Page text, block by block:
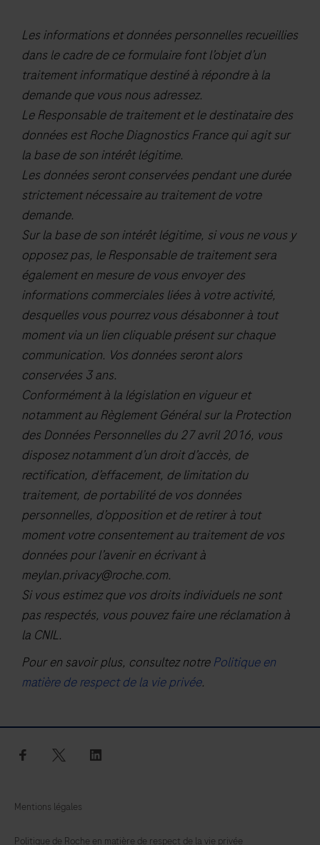
Les informations et données personnelles recueillies
dans le cadre de ce formulaire font l’objet d’un
traitement informatique destiné à répondre à la
demande que vous nous adressez.
Le Responsable de traitement et le destinataire des
données est Roche Diagnostics France qui agit sur
la base de son intérêt légitime.
Les données seront conservées pendant une durée
strictement nécessaire au traitement de votre
demande.
Sur la base de son intérêt légitime, si vous ne vous y
opposez pas, le Responsable de traitement sera
également en mesure de vous envoyer des
informations commerciales liées à votre activité,
desquelles vous pourrez vous désabonner à tout
moment via un lien cliquable présent sur chaque
communication. Vos données seront alors
conservées 3 ans.
Conformément à la législation en vigueur et
notamment au Règlement Général sur la Protection
des Données Personnelles du 27 avril 2016, vous
disposez notamment d’un droit d’accès, de
rectification, d’effacement, de limitation du
traitement, de portabilité de vos données
personnelles, d’opposition et de retirer à tout
moment votre consentement au traitement de vos
données pour l’avenir en écrivant à
meylan.privacy@roche.com.
Si vous estimez que vos droits individuels ne sont
pas respectés, vous pouvez faire une réclamation à
la CNIL.
Pour en savoir plus, consultez notrePolitique en
matière de respect de la vie privée.
facebook twitter
Mentions légales
Politique de Roche en matière de respect de la vie privée